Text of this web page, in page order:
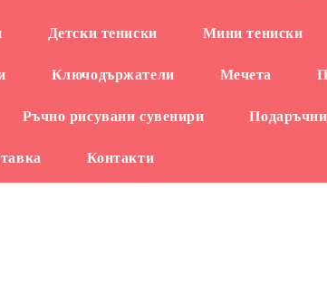
Детски тениски Мини тениски
Ключодържатели Мечета
Ръчно рисувани сувенири
Контакти